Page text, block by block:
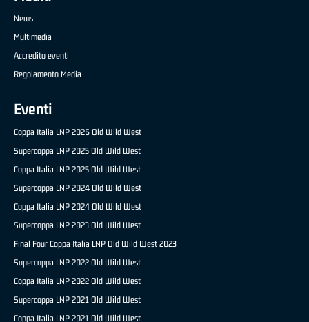
News
Multimedia
Accredito eventi
Regolamento Media
Eventi
Coppa Italia LNP 2026 Old Wild West
Supercoppa LNP 2025 Old Wild West
Coppa Italia LNP 2025 Old Wild West
Supercoppa LNP 2024 Old Wild West
Coppa Italia LNP 2024 Old Wild West
Supercoppa LNP 2023 Old Wild West
Final Four Coppa Italia LNP Old Wild West 2023
Supercoppa LNP 2022 Old Wild West
Coppa Italia LNP 2022 Old Wild West
Supercoppa LNP 2021 Old Wild West
Coppa Italia LNP 2021 Old Wild West